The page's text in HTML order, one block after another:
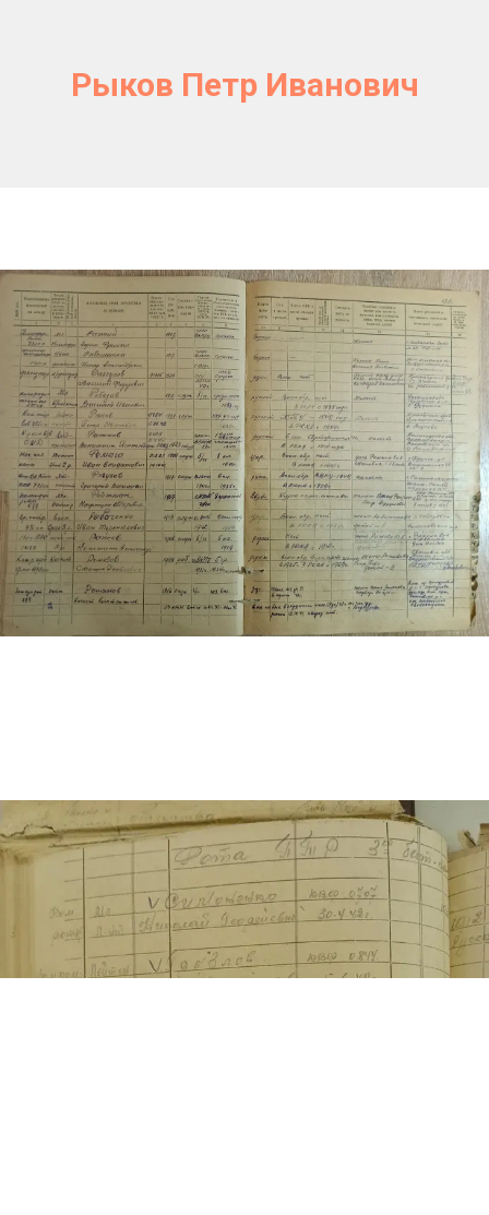
Рыков Петр Иванович